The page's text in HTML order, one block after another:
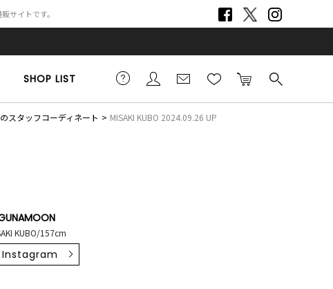
サイトです。
SHOP LIST
スタッフコーディネート MISAKI KUBO 2024.09.26 UP
KUBO/157cm
Instagram